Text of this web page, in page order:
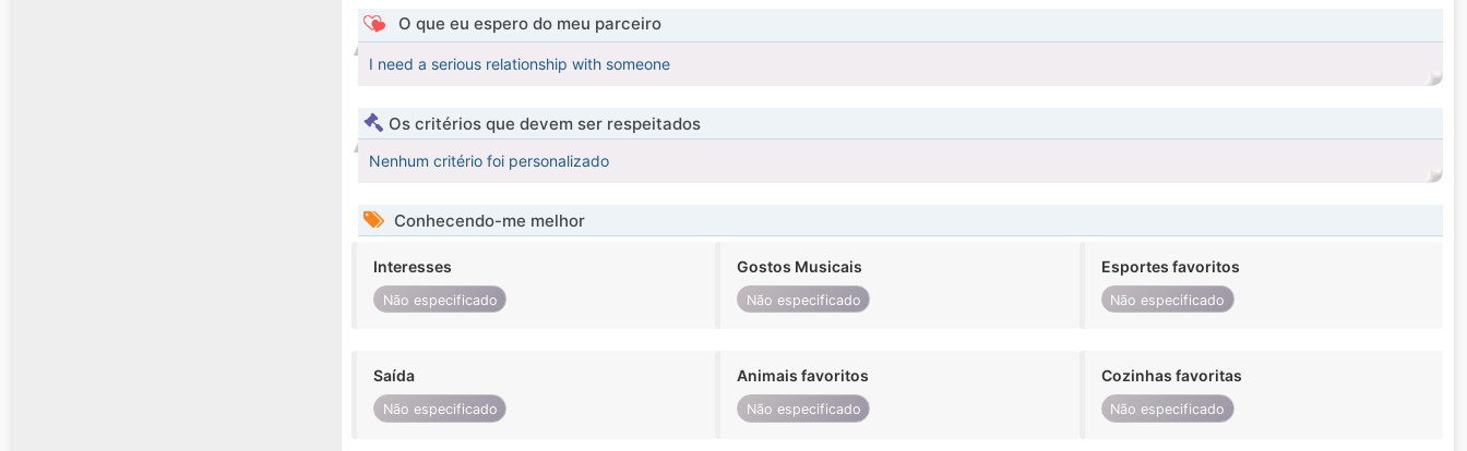
O que eu espero do meu parceiro
I need a serious relationship with someone
Os critérios que devem ser respeitados
Nenhum critério foi personalizado
Conhecendo-me melhor
Interesses
Não especificado
Gostos Musicais
Não especificado
Esportes favoritos
Não especificado
Saída
Não especificado
Animais favoritos
Não especificado
Cozinhas favoritas
Não especificado